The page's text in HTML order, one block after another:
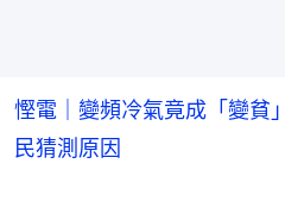
慳電｜變頻冷氣竟成「變貧
民猜測原因